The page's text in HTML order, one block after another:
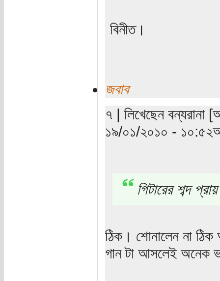
বিনীত।
জবাব
৭ | লিখেছেন বন্যরানা
১৯/০১/২০১০ -
গিটারের শব্দ
ঠিক। শোনালেন না
গান টা আসলেই অনেক